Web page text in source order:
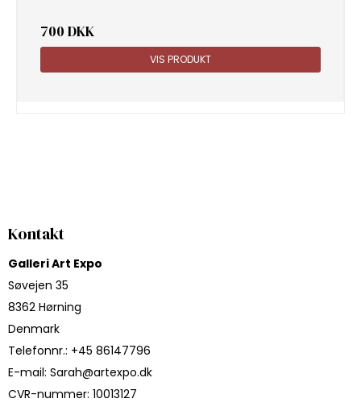
700 DKK
VIS PRODUKT
Kontakt
Galleri Art Expo
Søvejen 35
8362 Hørning
Denmark
Telefonnr.: +45 86147796
E-mail: Sarah@artexpo.dk
CVR-nummer: 10013127